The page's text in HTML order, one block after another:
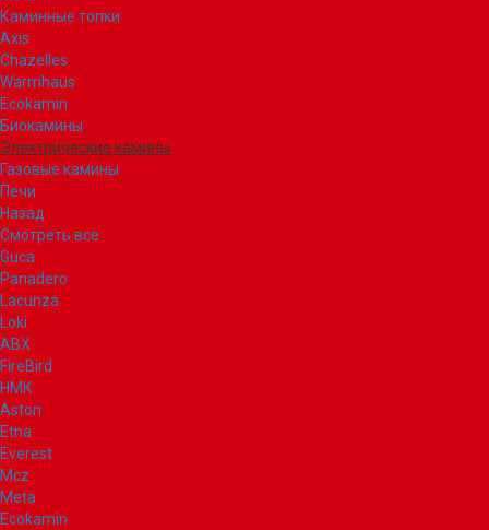
Каминные топки
Axis
Chazelles
Warmhaus
Ecokamin
Биокамины
Электрические камины
Газовые камины
Печи
Назад
Смотреть все
Guca
Panadero
Lacunza
Loki
ABX
FireBird
НМК
Aston
Etna
Everest
Mcz
Meta
Ecokamin